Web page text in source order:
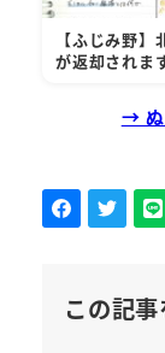
【ふじみ野】
が返却されま
→ ぬ
この記